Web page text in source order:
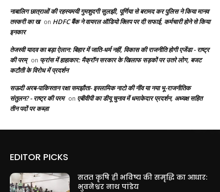
नाबालिग छात्राओं की रहस्यमयी गुमशुदगी सुलझी, पूर्णिया से बरामद कर पुलिस ने किया मानव
तस्करी का ख on HDFC बैंक ने वायरल ऑडियो क्लिप पर दी सफाई, कर्मचारी होने से किया
इनकार
तेजस्वी यादव का बड़ा ऐलान: बिहार में जाति-धर्म नहीं, विकास की राजनीति होगी एजेंडा - राष्ट्र
की परम् on फ्रांस में हाहाकार: मैक्रॉन सरकार के खिलाफ सड़कों पर उतरे लोग, बजट
कटौती के विरोध में प्रदर्शन
सऊदी अरब-पाकिस्तान रक्षा समझौता- इस्लामिक नाटो की नींव या नया भू-राजनीतिक
संतुलन? - राष्ट्र की परम on एबीवीपी का डीयू चुनाव में धमाकेदार प्रदर्शन, अध्यक्ष सहित
तीन पदों पर कब्ज़ा
EDITOR PICKS
सतत कृषि ही भविष्य की समृद्धि का आधार:
भुवनेश्वर नाथ पांडेय